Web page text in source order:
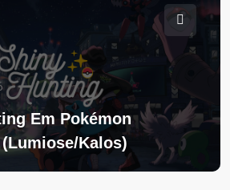
Em Pokémon
Kalos)